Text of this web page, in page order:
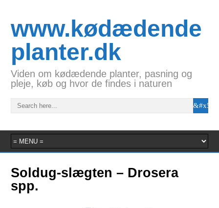
www.kødædende
planter.dk
Viden om kødædende planter, pasning og
pleje, køb og hvor de findes i naturen
Soldug-slægten – Drosera
spp.